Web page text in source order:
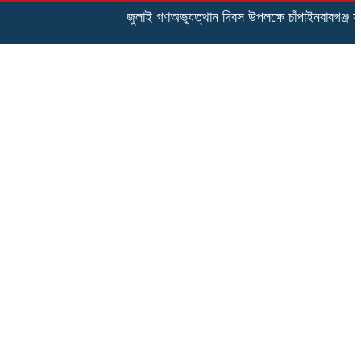
জুলাই গণঅভ্যুত্থান দিবস উপলক্ষে চাঁপাইনবাবগঞ্জ সদর